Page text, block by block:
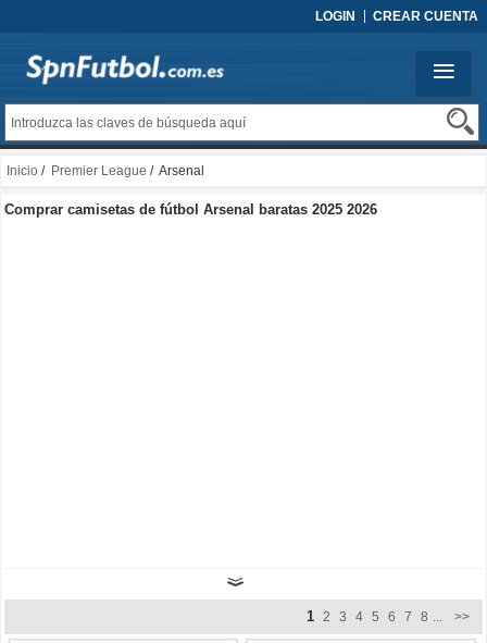
LOGIN CREAR CUENTA
Inicio / Premier League / Arsenal
Comprar camisetas de fútbol Arsenal baratas 2025 2026
1 2 3 4 5 6 7 8 ... >>